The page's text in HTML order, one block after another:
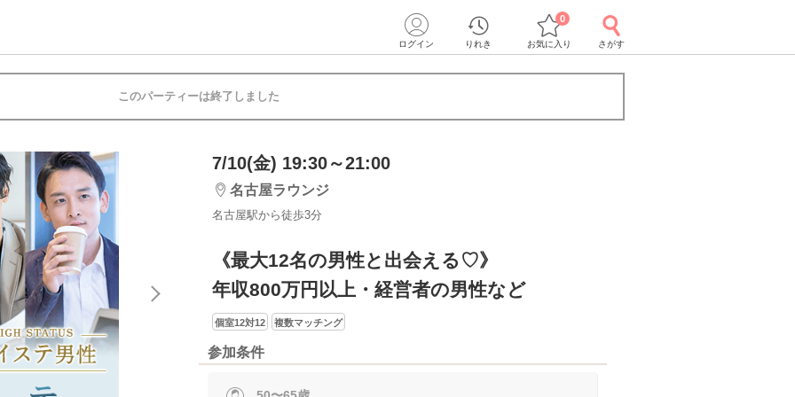
ログイン りれき お気に入り
0
さがす
このパーティーは終了しました
7/10(金) 19:30～21:00
名古屋ラウンジ
名古屋駅から徒歩3分
《最大12名の男性と出会える♡》
年収800万円以上・経営者の男性など
個室12対12 複数マッチング
参加条件